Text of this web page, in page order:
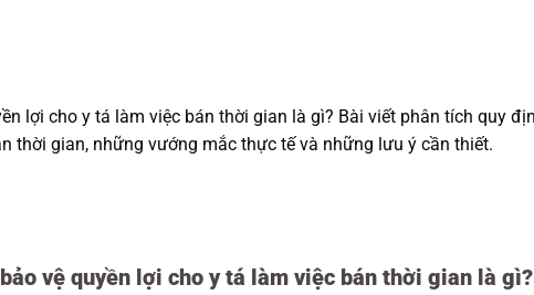
lợi cho y tá làm việc bán thời gian là gì? Bài viết phân tích quy
thời gian, những vướng mắc thực tế và những lưu ý cần thiết.
vệ quyền lợi cho y tá làm việc bán thời gian là gì?